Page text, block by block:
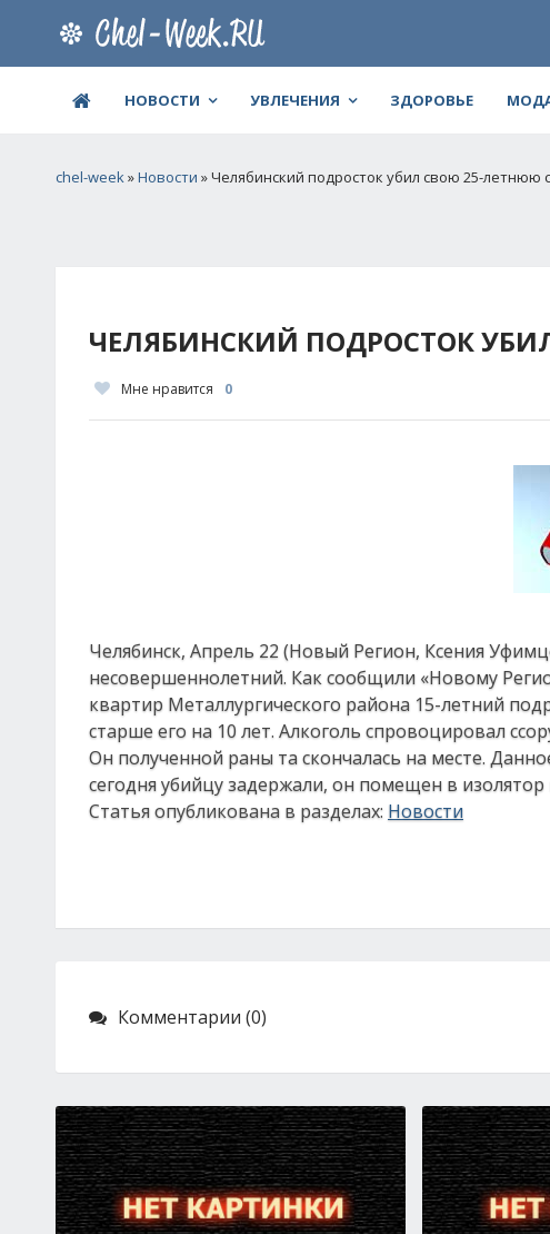
НОВОСТИ УВЛЕЧЕНИЯ ЗДОРОВЬЕ
chel-week»Новости » Челябинский подросток убил свою 25-летнюю
ЧЕЛЯБИНСКИЙ ПОДРОСТОК
Мне нравится 0
Челябинск, Апрель 22 (Новый Регион, Ксения
несовершеннолетний. Как сообщили «Новому
квартир Металлургического района 15-летний
старше его на 10 лет. Алкоголь спровоцировал
Он полученной раны та скончалась на месте.
сегодня убийцу задержали, он помещен в
Статья опубликована в разделах: Новости
Комментарии (0)